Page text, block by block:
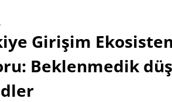
Girişim
Beklenmedik